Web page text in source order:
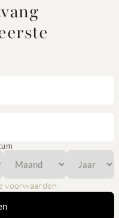
voorwaarden